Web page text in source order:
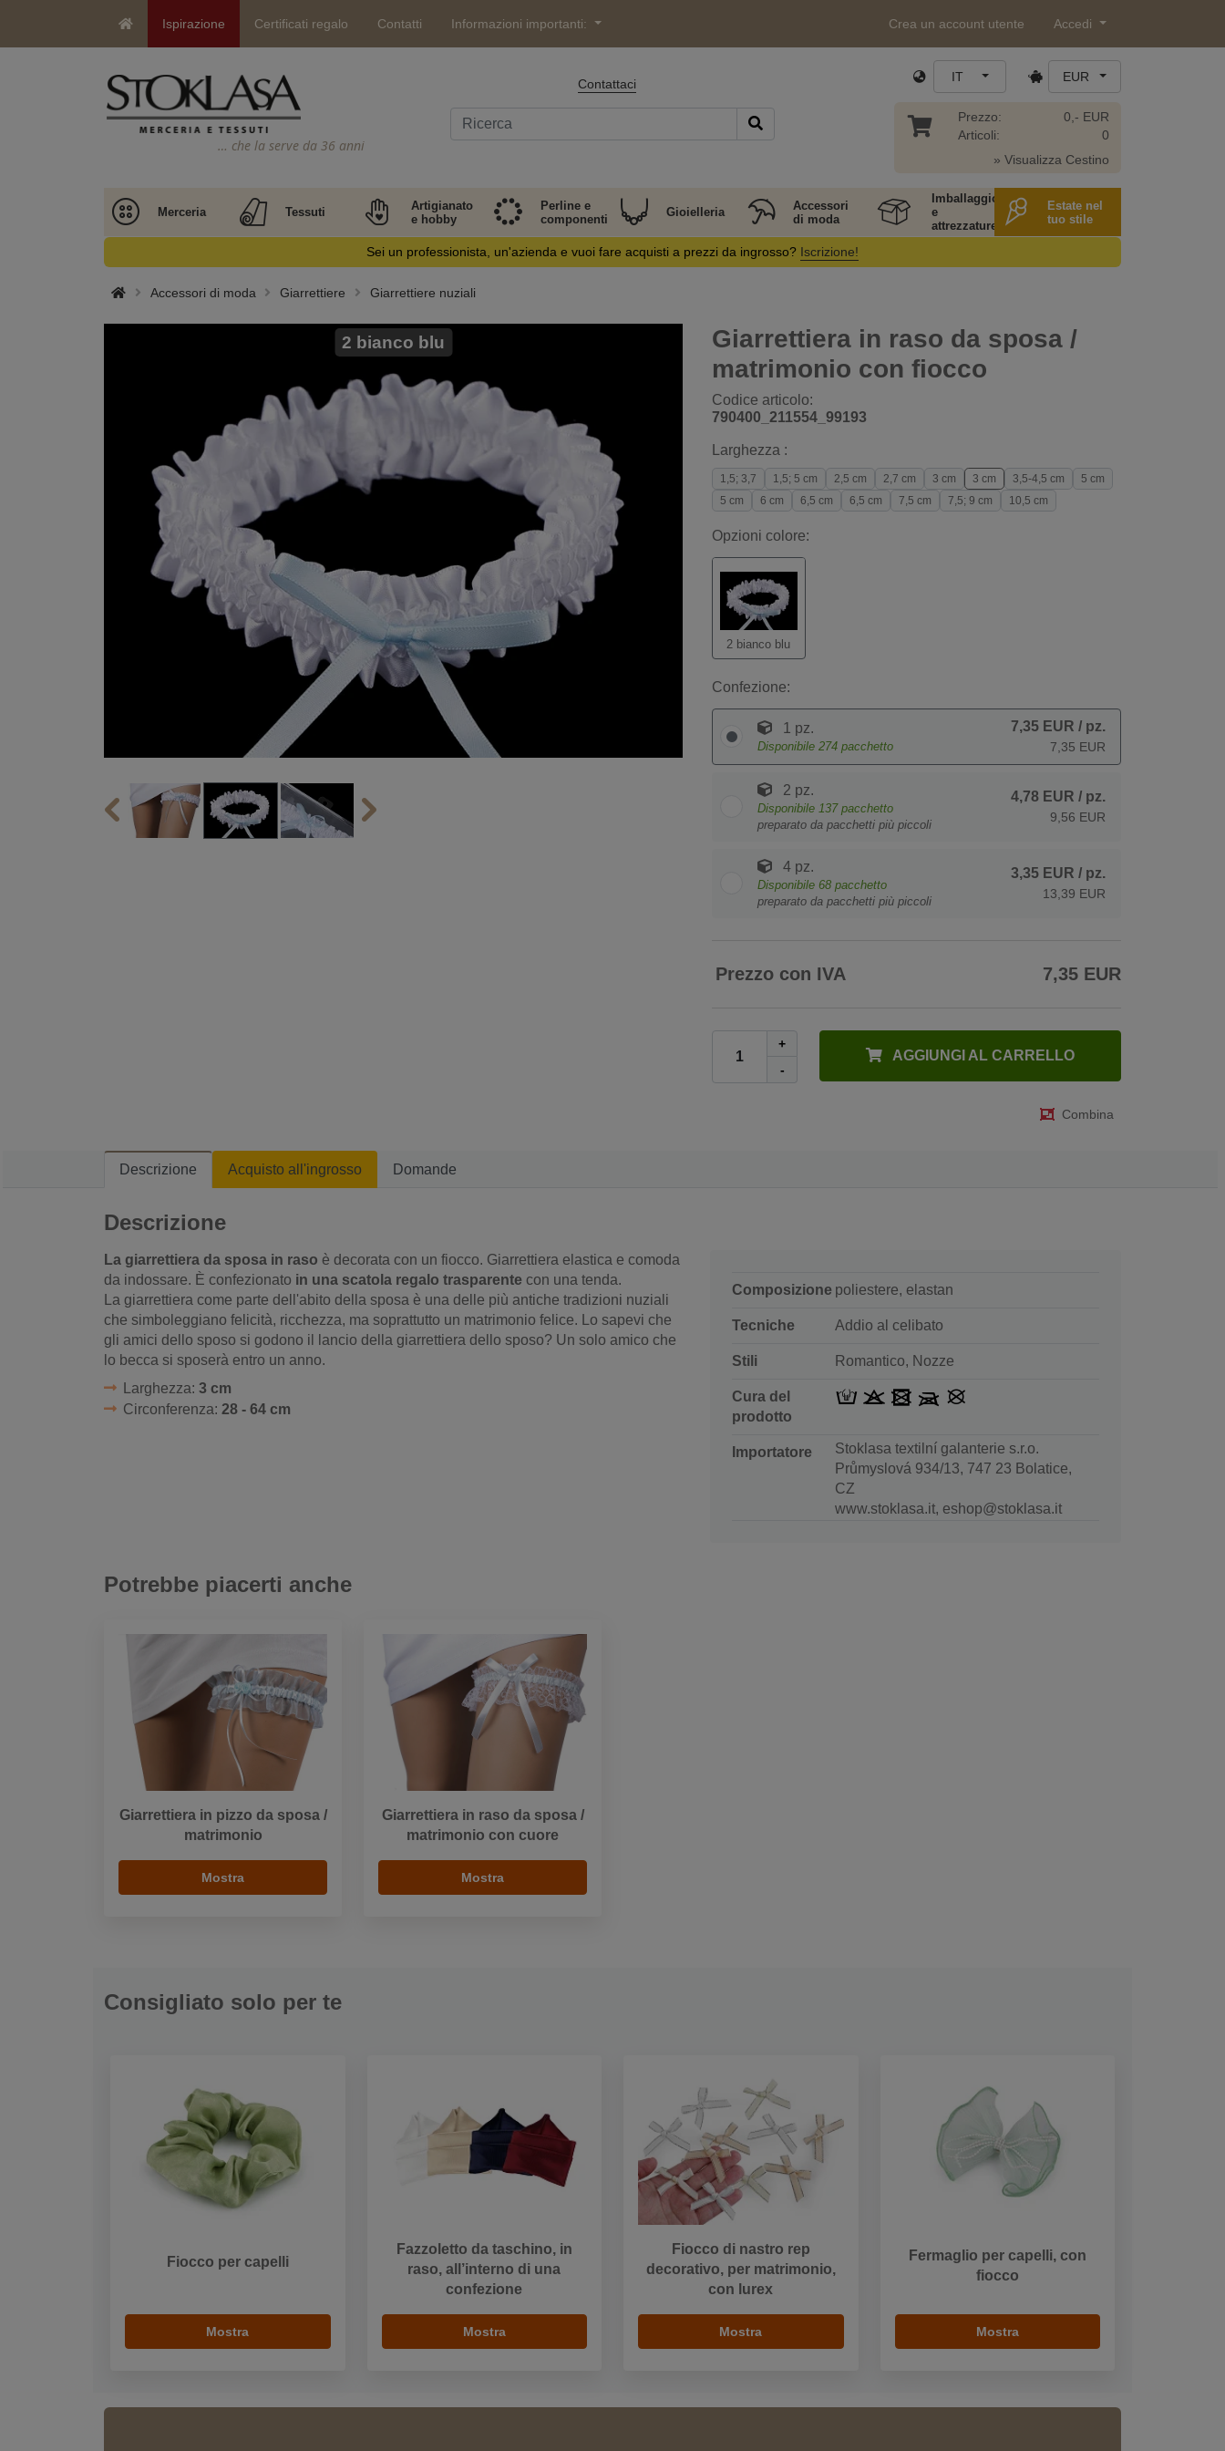
Ispirazione Certificati regalo Contatti Informazioni importanti: Crea un account utente Accedi
… che la serve da 36 anni
Contattaci IT EUR
Prezzo:
Articoli:
0,- EUR
0
» Visualizza Cestino
Merceria Tessuti
Artigianato
e hobby
Perline e
componenti
Gioielleria
Accessori
di moda
Imballaggio
e
attrezzature
Estate nel
tuo stile
Sei un professionista, un'azienda e vuoi fare acquisti a prezzi da ingrosso? Iscrizione!
Accessori di moda Giarrettiere Giarrettiere nuziali
Giarrettiera in raso da sposa /
matrimonio con fiocco
Codice articolo:
790400_211554_99193
2 bianco blu
Larghezza :
1,5; 3,7 1,5; 5 cm 2,5 cm 2,7 cm 3 cm 3 cm 3,5-4,5 cm
5 cm
5 cm
6 cm 6,5 cm 6,5 cm 7,5 cm 7,5; 9 cm 10,5 cm
Opzioni colore:
2 bianco blu
Confezione:
1 pz.
Disponibile 274 pacchetto
7,35 EUR / pz.
7,35 EUR
2 pz.
Disponibile 137 pacchetto
preparato da pacchetti più piccoli
4,78 EUR / pz.
9,56 EUR
4 pz.
Disponibile 68 pacchetto
preparato da pacchetti più piccoli
3,35 EUR / pz.
13,39 EUR
Prezzo con IVA 7,35 EUR
+
-
AGGIUNGI AL CARRELLO
Combina
Descrizione Acquisto all'ingrosso Domande
Descrizione
La giarrettiera da sposa in raso è decorata con un fiocco. Giarrettiera elastica e comoda
da indossare. È confezionato in una scatola regalo trasparente con una tenda.
La giarrettiera come parte dell'abito della sposa è una delle più antiche tradizioni nuziali
che simboleggiano felicità, ricchezza, ma soprattutto un matrimonio felice. Lo sapevi che
gli amici dello sposo si godono il lancio della giarrettiera dello sposo? Un solo amico che
lo becca si sposerà entro un anno.
Larghezza: 3 cm
Circonferenza: 28 - 64 cm
Composizione poliestere, elastan
Tecniche Addio al celibato
Stili Romantico, Nozze
Cura del
prodotto
Importatore
Stoklasa textilní galanterie s.r.o.
Průmyslová 934/13, 747 23 Bolatice,
CZ
www.stoklasa.it, eshop@stoklasa.it
Potrebbe piacerti anche
Giarrettiera in pizzo da sposa /
matrimonio
Mostra
Giarrettiera in raso da sposa /
matrimonio con cuore
Mostra
Consigliato solo per te
Fiocco per capelli
Mostra
Fazzoletto da taschino, in
raso, all’interno di una
confezione
Mostra
Fiocco di nastro rep
decorativo, per matrimonio,
con lurex
Mostra
Fermaglio per capelli, con
fiocco
Mostra